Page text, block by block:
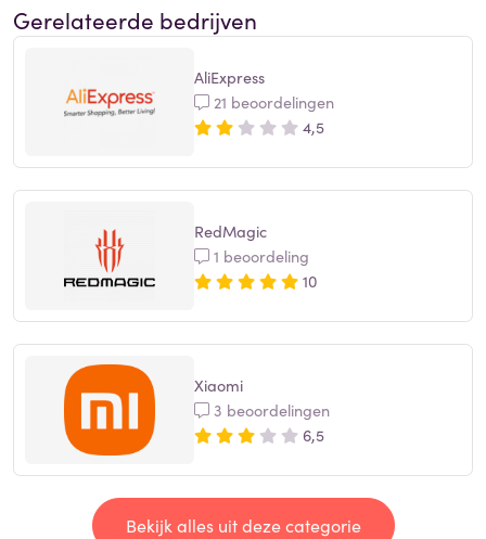
Gerelateerde bedrijven
AliExpress
21 beoordelingen
4,5
RedMagic
1 beoordeling
10
Xiaomi
3 beoordelingen
6,5
Bekijk alles uit deze categorie